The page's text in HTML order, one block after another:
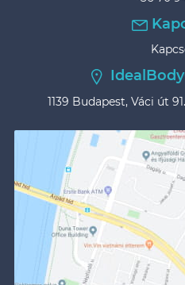
1139 Budapest, Váci út